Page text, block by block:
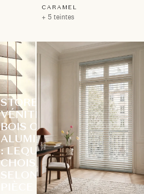
CARAMEL
+ 5 teintes
STORE
VÉNITIEN
BOIS OU
ALUMINIUM
: LEQUEL
CHOISIR
SELON LA
PIÈCE ?